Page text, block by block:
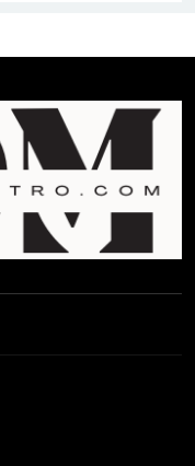
বিরুদ্ধে এবার
অভিযোগ
রোনালদোর যে বড়
কোটি ডলারের ‘বলরুম